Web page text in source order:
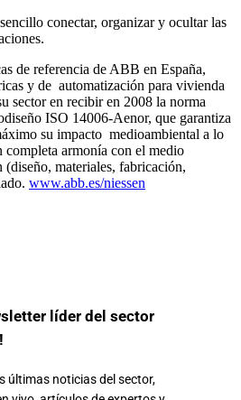
conectar, organizar y ocultar las
de referencia de ABB en España,
y de automatización para vivienda
sector en recibir en 2008 la norma
ISO 14006-Aenor, que garantiza
su impacto medioambiental a lo
armonía con el medio
materiales, fabricación,
www.abb.es/niessen
líder del sector
últimas noticias del sector,